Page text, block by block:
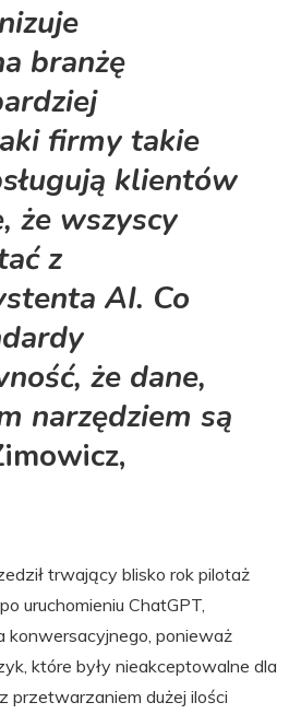
branżę
firmy takie
klientów
że wszyscy
z
AI. Co
że dane,
narzędziem są
trwający blisko rok pilotaż
uruchomieniu ChatGPT,
konwersacyjnego, ponieważ
które były nieakceptowalne dla
przetwarzaniem dużej ilości